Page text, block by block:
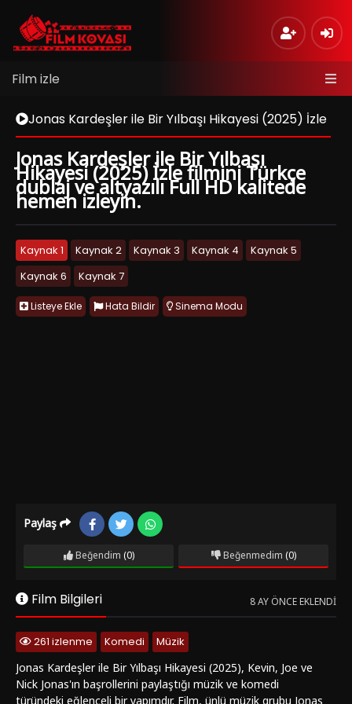
Film izle
Jonas Kardeşler ile Bir Yılbaşı Hikayesi (2025) İzle
Jonas Kardeşler ile Bir Yılbaşı
Hikayesi (2025) İzle filmini Türkçe
dublaj ve altyazılı Full HD kalitede
hemen izleyin.
Kaynak 1 Kaynak 2 Kaynak 3 Kaynak 4
Kaynak 5
Kaynak 6
Kaynak 7
Listeye Ekle Hata Bildir Sinema Modu
Paylaş
Beğendim (0) Beğenmedim (0)
Film Bilgileri 8 AY ÖNCE EKLENDI
261 izlenme Komedi
Müzik
Jonas Kardeşler ile Bir Yılbaşı Hikayesi (2025), Kevin, Joe ve
Nick Jonas'ın başrollerini paylaştığı müzik ve komedi
türündeki eğlenceli bir yapımdır. Film, ünlü müzik grubu Jonas